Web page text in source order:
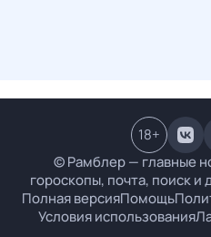
© Рамблер — главные
гороскопы, почта, поиск
Полная версияПомощь
Условия использования
18+